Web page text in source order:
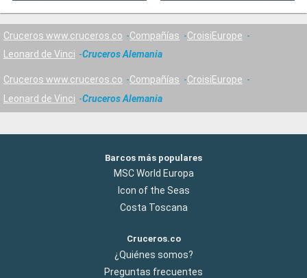
Cruceros www.cruceros.co Compañías
CroisiEurope
Leonard de Vinci
Cruceros Alemania
Cruceros www.cruceros.co Compañías
CroisiEurope
Leonard de Vinci
Cruceros Alemania
Barcos más populares
MSC World Europa
Icon of the Seas
Costa Toscana
Cruceros.co
¿Quiénes somos?
Preguntas frecuentes